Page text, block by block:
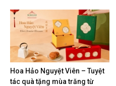
Hoa Hảo Nguyệt Viên – Tuyệt
tác quà tặng mùa trăng từ